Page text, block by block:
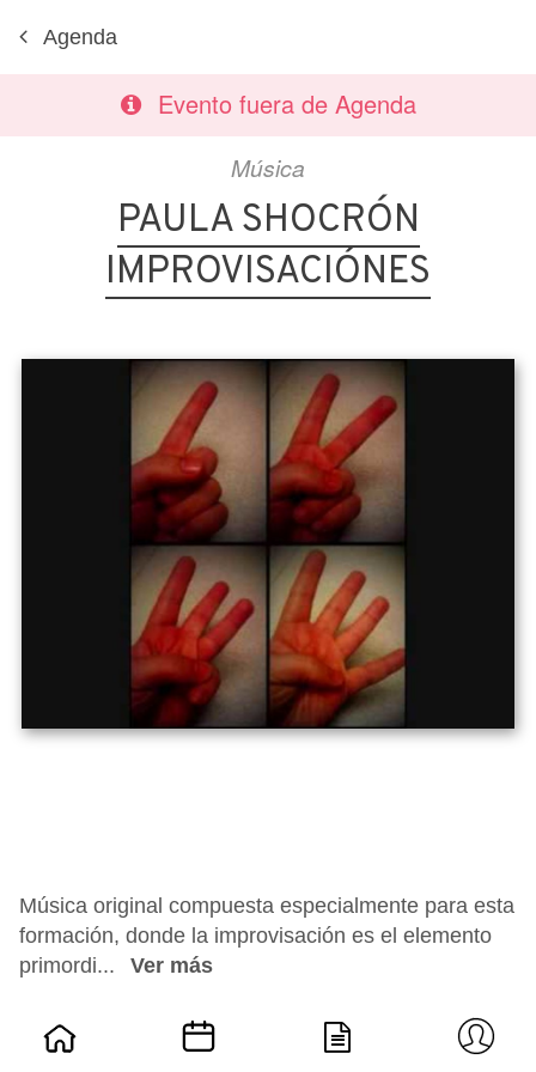
Agenda
Evento fuera de Agenda
Música
PAULA SHOCRÓN
IMPROVISACIÓNES
Música original compuesta especialmente para esta
formación, donde la improvisación es el elemento
primordi...
Ver más